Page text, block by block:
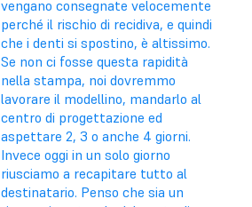
vengano consegnate velocemente
perché il rischio di recidiva, e quindi
che i denti si spostino, è altissimo.
Se non ci fosse questa rapidità
nella stampa, noi dovremmo
lavorare il modellino, mandarlo al
centro di progettazione ed
aspettare 2, 3 o anche 4 giorni.
Invece oggi in un solo giorno
riusciamo a recapitare tutto al
destinatario. Penso che sia un